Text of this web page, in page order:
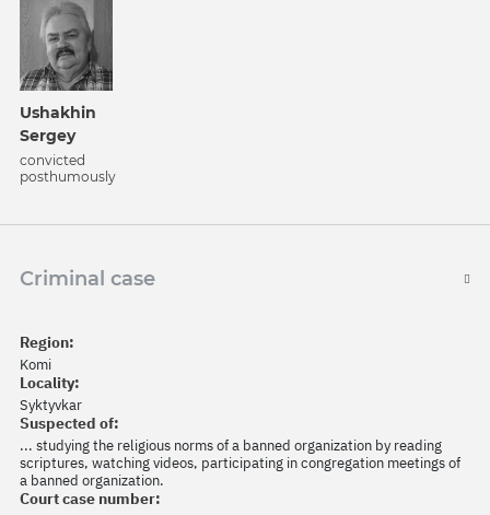
Ushakhin
Sergey
convicted
posthumously
Criminal case
Region:
Komi
Locality:
Syktyvkar
Suspected of:
... studying the religious norms of a banned organization by reading
scriptures, watching videos, participating in congregation meetings of
a banned organization.
Court case number: